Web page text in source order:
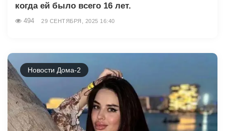
когда ей было всего 16 лет.
494 29 СЕНТЯБРЯ, 2025 16:40
Новости Дома-2